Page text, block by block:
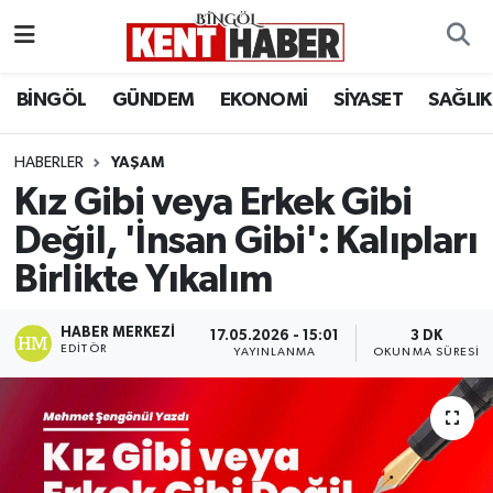
BİNGÖL GÜNDEM EKONOMİ SİYASET SAĞLIK
HABERLER YAŞAM
Kız Gibi veya Erkek Gibi
Değil, 'İnsan Gibi': Kalıpları
Birlikte Yıkalım
HABER MERKEZI
EDITÖR
17.05.2026 - 15:01
YAYINLANMA
3 DK
OKUNMA SÜRESI
BİLİM-TEKNOLOJİ
DÜNYA
EĞİTİM
GÜNDEM
KARLIOVA
Bingöl Hava Durumu
Bingöl Namaz Vakitleri
Bingöl Trafik Yoğunluk Haritası
Son Dakika Haberleri
Haber Arşivi